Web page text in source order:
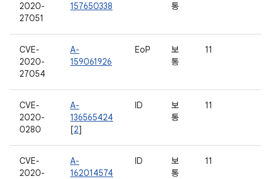
2020-
27051
157650338
통
CVE-
2020-
27054
A-
159061926
EoP
보
통
11
CVE-
2020-
0280
A-
136565424
[2]
ID
보
통
11
CVE-
2020-
A-
162014574
ID
보
통
11